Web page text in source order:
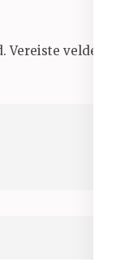
Vereiste velden